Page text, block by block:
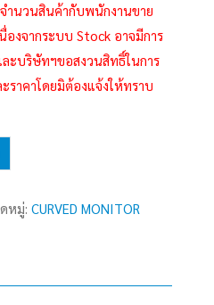
ำนวนสินค้ากับพนักงานขาย
งจากระบบ Stock อาจมีการ
ะบริษัทฯขอสงวนสิทธิ์ในการ
าคาโดยมิต้องแจ้งให้ทราบ
หมู่:CURVED MONITOR